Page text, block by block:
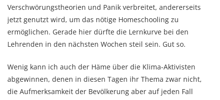
Verschwörungstheorien und Panik verbreitet, andererseits
jetzt genutzt wird, um das nötige Homeschooling zu
ermöglichen. Gerade hier dürfte die Lernkurve bei den
Lehrenden in den nächsten Wochen steil sein. Gut so.
Wenig kann ich auch der Häme über die Klima-Aktivisten
abgewinnen, denen in diesen Tagen ihr Thema zwar nicht,
die Aufmerksamkeit der Bevölkerung aber auf jeden Fall